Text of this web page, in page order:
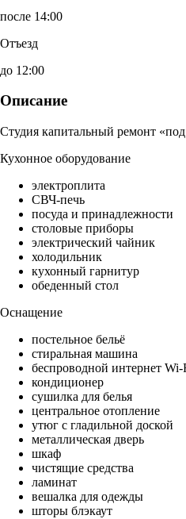
после 14:00
Отъезд
до 12:00
Описание
Студия капитальный ремонт
Кухонное оборудование
электроплита
СВЧ-печь
посуда и принадлежности
столовые приборы
электрический чайник
холодильник
кухонный гарнитур
обеденный стол
Оснащение
постельное бельё
стиральная машина
беспроводной интернет Wi-
кондиционер
сушилка для белья
центральное отопление
утюг с гладильной доской
металлическая дверь
шкаф
чистящие средства
ламинат
вешалка для одежды
шторы блэкаут